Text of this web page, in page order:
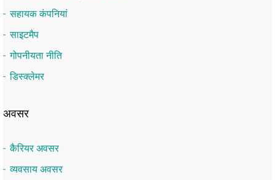
सहायक कंपनियां
साइटमैप
गोपनीयता नीति
डिस्क्लेमर
अवसर
कैरियर अवसर
व्यवसाय अवसर